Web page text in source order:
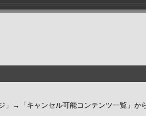
」→「キャンセル可能コンテンツ一覧」か